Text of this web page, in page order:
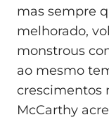
mas sempre
melhorado,
monstrous
ao mesmo
crescimentos
McCarthy